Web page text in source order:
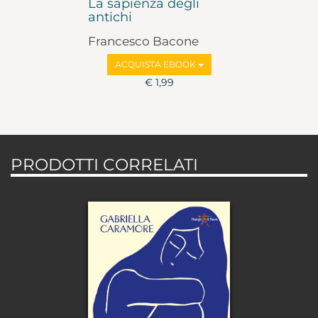
La sapienza degli
antichi
Francesco Bacone
ACQUISTA EBOOK
€ 1,99
PRODOTTI CORRELATI